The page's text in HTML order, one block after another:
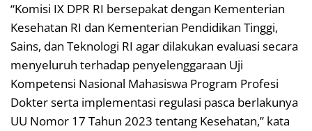
“Komisi IX DPR RI bersepakat dengan Kementerian
Kesehatan RI dan Kementerian Pendidikan Tinggi,
Sains, dan Teknologi RI agar dilakukan evaluasi secara
menyeluruh terhadap penyelenggaraan Uji
Kompetensi Nasional Mahasiswa Program Profesi
Dokter serta implementasi regulasi pasca berlakunya
UU Nomor 17 Tahun 2023 tentang Kesehatan,” kata